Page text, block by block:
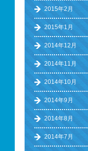
2015年2月
2015年1月
2014年12月
2014年11月
2014年10月
2014年9月
2014年8月
2014年7月